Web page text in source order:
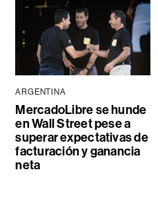
ARGENTINA
MercadoLibre se hunde
en Wall Street pese a
superar expectativas de
facturación y ganancia
neta